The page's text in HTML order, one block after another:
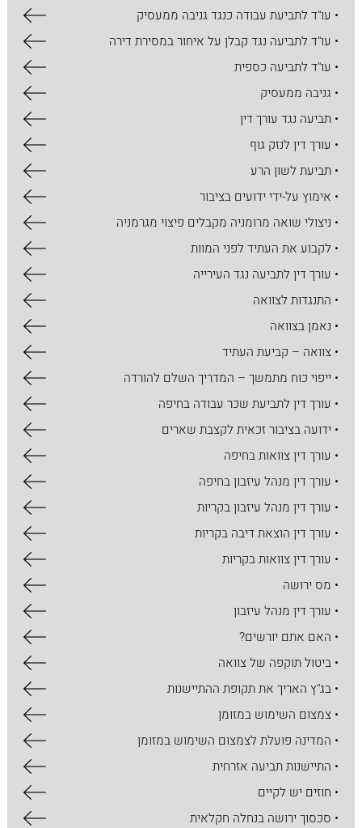
• עו"ד לתביעת עבודה כנגד גניבה ממעסיק
• עו"ד לתביעה נגד קבלן על איחור במסירת דירה
• עו"ד לתביעה כספית
• גניבה ממעסיק
• תביעה נגד עורך דין
• עורך דין לנזק גוף
• תביעת לשון הרע
• אימוץ על-ידי ידועים בציבור
• ניצולי שואה מרומניה מקבלים פיצוי מגרמניה
• לקבוע את העתיד לפני המוות
• עורך דין לתביעה נגד העירייה
• התנגדות לצוואה
• נאמן בצוואה
• צוואה – קביעת העתיד
• ייפוי כוח מתמשך – המדריך השלם להורדה
• עורך דין לתביעת שכר עבודה בחיפה
• ידועה בציבור זכאית לקצבת שארים
• עורך דין צוואות בחיפה
• עורך דין מנהל עיזבון בחיפה
• עורך דין מנהל עיזבון בקריות
• עורך דין הוצאת דיבה בקריות
• עורך דין צוואות בקריות
• מס ירושה
• עורך דין מנהל עיזבון
• האם אתם יורשים?
• ביטול תוקפה של צוואה
• בג"ץ האריך את תקופת ההתיישנות
• צמצום השימוש במזומן
• המדינה פועלת לצמצום השימוש במזומן
• התיישנות תביעה אזרחית
• חוזים יש לקיים
• סכסוך ירושה בנחלה חקלאית